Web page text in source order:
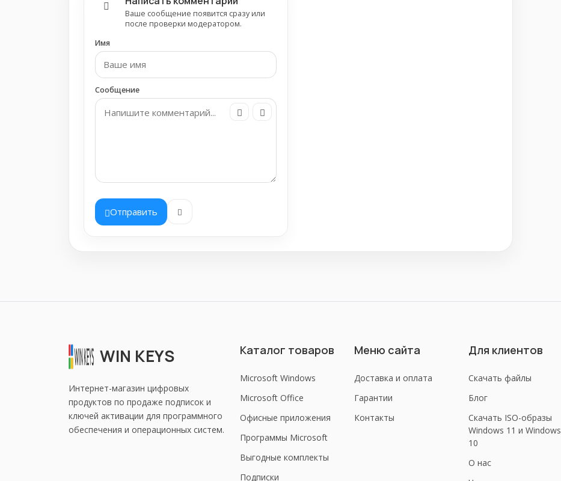
Ваше сообщение появится сразу или
после проверки модератором.
Имя
Сообщение
Отправить
WIN KEYS
Интернет-магазин цифровых
продуктов по продаже подписок и
ключей активации для программного
обеспечения и операционных систем.
Каталог товаров
Microsoft Windows
Microsoft Office
Офисные приложения
Программы Microsoft
Выгодные комплекты
Подписки
Меню сайта
Доставка и оплата
Гарантии
Контакты
Для клиентов
Скачать файлы
Блог
Скачать ISO-образы
Windows 11 и Windows
10
О нас